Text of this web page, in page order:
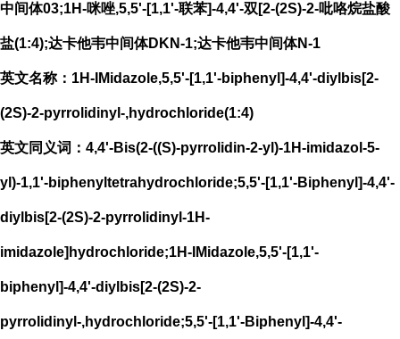
中间体03;1H-咪唑,5,5'-[1,1'-联苯]-4,4'-双[2-(2S)-2-吡咯烷盐酸
盐(1:4);达卡他韦中间体DKN-1;达卡他韦中间体N-1
英文名称：1H-IMidazole,5,5'-[1,1'-biphenyl]-4,4'-diylbis[2-
(2S)-2-pyrrolidinyl-,hydrochloride(1:4)
英文同义词：4,4'-Bis(2-((S)-pyrrolidin-2-yl)-1H-imidazol-5-
yl)-1,1'-biphenyltetrahydrochloride;5,5'-[1,1'-Biphenyl]-4,4'-
diylbis[2-(2S)-2-pyrrolidinyl-1H-
imidazole]hydrochloride;1H-IMidazole,5,5'-[1,1'-
biphenyl]-4,4'-diylbis[2-(2S)-2-
pyrrolidinyl-,hydrochloride;5,5'-[1,1'-Biphenyl]-4,4'-